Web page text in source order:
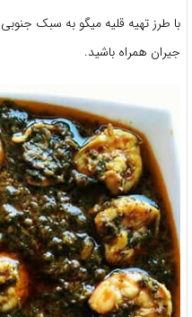
با طرز تهیه قلیه میگو به سبک
جیران همراه باشید.